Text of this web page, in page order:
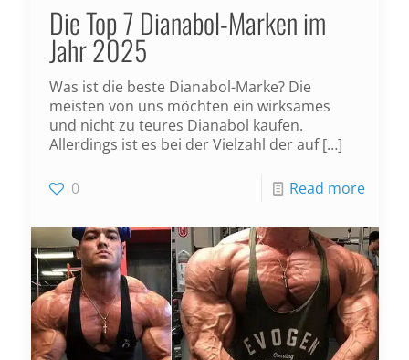
Die Top 7 Dianabol-Marken im
Jahr 2025
Was ist die beste Dianabol-Marke? Die
meisten von uns möchten ein wirksames
und nicht zu teures Dianabol kaufen.
Allerdings ist es bei der Vielzahl der auf[…]
0 Read more